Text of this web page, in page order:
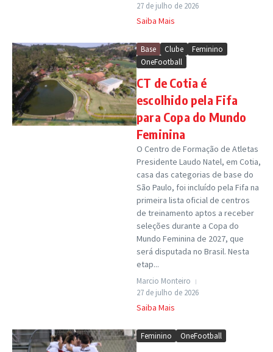
27 de julho de 2026
Saiba Mais
Base Clube
Feminino
OneFootball
CT de Cotia é
escolhido pela Fifa
para Copa do Mundo
Feminina
O Centro de Formação de Atletas
Presidente Laudo Natel, em Cotia,
casa das categorias de base do
São Paulo, foi incluído pela Fifa na
primeira lista oficial de centros
de treinamento aptos a receber
seleções durante a Copa do
Mundo Feminina de 2027, que
será disputada no Brasil. Nesta
etap...
Marcio Monteiro
27 de julho de 2026
Saiba Mais
Feminino OneFootball